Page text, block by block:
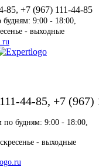
85, +7 (967) 111-44-85
9:00 - 18:00,
- выходные
44-85, +7 (967)
по будням: 9:00 - 18:00,
- выходные